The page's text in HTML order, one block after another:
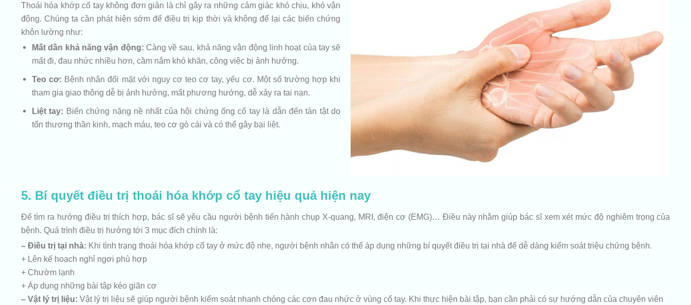
Thoái hóa khớp cổ tay không đơn giản là chỉ gây ra những cảm giác khó chịu, khó vận
động. Chúng ta cần phát hiện sớm để điều trị kịp thời và không để lại các biến chứng
khôn lường như:
Mất dần khả năng vận động: Càng về sau, khả năng vận động linh hoạt của tay sẽ
mất đi, đau nhức nhiều hơn, cầm nắm khó khăn, công việc bị ảnh hưởng.
Teo cơ: Bệnh nhân đối mặt với nguy cơ teo cơ tay, yếu cơ. Một số trường hợp khi
tham gia giao thông dễ bị ảnh hưởng, mất phương hướng, dễ xảy ra tai nạn.
Liệt tay: Biến chứng nặng nề nhất của hội chứng ống cổ tay là dẫn đến tàn tật do
tổn thương thần kinh, mạch máu, teo cơ gò cái và có thể gây bại liệt.
5. Bí quyết điều trị thoái hóa khớp cổ tay hiệu quả hiện nay
Để tìm ra hướng điều trị thích hợp, bác sĩ sẽ yêu cầu người bệnh tiến hành chụp X-quang, MRI, điện cơ (EMG)… Điều này nhằm giúp bác sĩ xem xét mức độ nghiêm trọng của
bệnh. Quá trình điều trị hướng tới 3 mục đích chính là:
– Điều trị tại nhà: Khi tình trạng thoái hóa khớp cổ tay ở mức độ nhẹ, người bệnh nhân có thể áp dụng những bí quyết điều trị tại nhà để dễ dàng kiểm soát triệu chứng bệnh.
+ Lên kế hoạch nghỉ ngơi phù hợp
+ Chườm lạnh
+ Áp dụng những bài tập kéo giãn cơ
– Vật lý trị liệu: Vật lý trị liệu sẽ giúp người bệnh kiểm soát nhanh chóng các cơn đau nhức ở vùng cổ tay. Khi thực hiện bài tập, bạn cần phải có sự hướng dẫn của chuyên viên